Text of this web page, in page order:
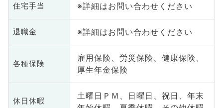
住宅手当 ※詳細はお問い合わせください
退職金 ※詳細はお問い合わせください
各種保険
雇用保険、労災保険、健康保険、
厚生年金保険
休日休暇
土曜日ＰＭ、日曜日、祝日、年末